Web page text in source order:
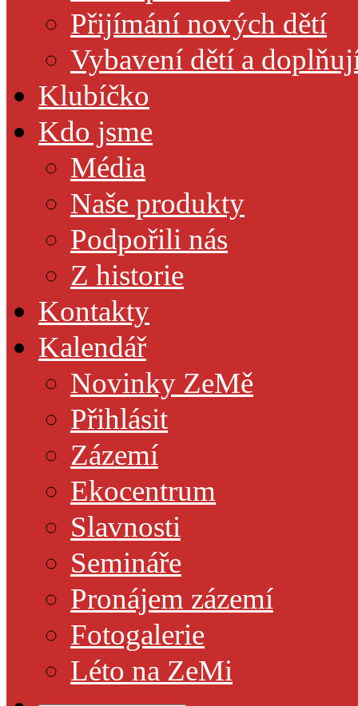
Přijímání nových dětí
Vybavení dětí a
Klubíčko
Kdo jsme
Média
Naše produkty
Podpořili nás
Z historie
Kontakty
Kalendář
Novinky ZeMě
Přihlásit
Zázemí
Ekocentrum
Slavnosti
Semináře
Pronájem zázemí
Fotogalerie
Léto na ZeMi